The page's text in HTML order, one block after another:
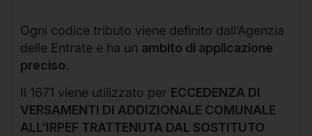
Ogni codice tributo viene definito dall’Agenzia
delle Entrate e ha un ambito di applicazione
preciso.
Il 1671 viene utilizzato per ECCEDENZA DI
VERSAMENTI DI ADDIZIONALE COMUNALE
ALL’IRPEF TRATTENUTA DAL SOSTITUTO